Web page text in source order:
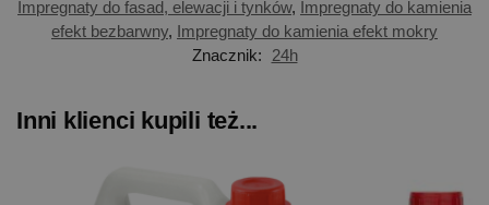
Impregnaty do fasad, elewacji i tynków, Impregnaty do kamienia
efekt bezbarwny, Impregnaty do kamienia efekt mokry
Znacznik:
24h
Inni klienci kupili też...